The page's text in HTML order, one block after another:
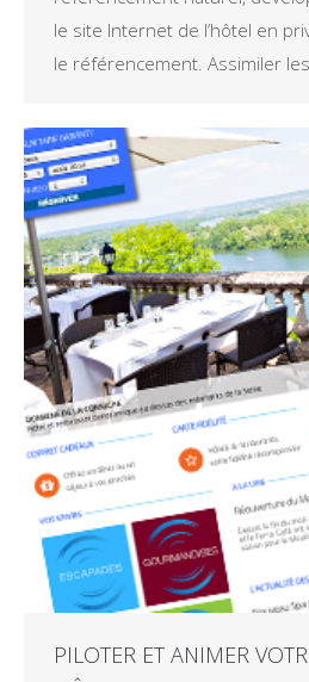
le site Internet de l’hôtel en
le référencement. Assimiler
PILOTER ET ANIMER